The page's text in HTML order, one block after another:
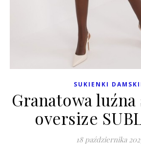
SUKIENKI
Granatowa
oversize
18 października